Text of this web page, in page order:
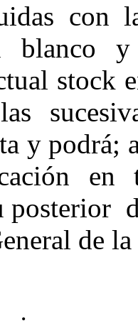
con
blanco
stock
y
posterior
de